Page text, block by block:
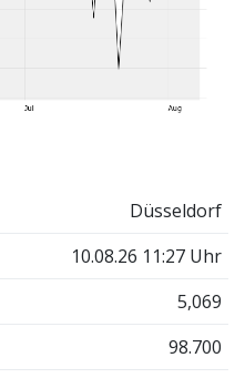
Düsseldorf
10.08.26 11:27 Uhr
5,069
98.700